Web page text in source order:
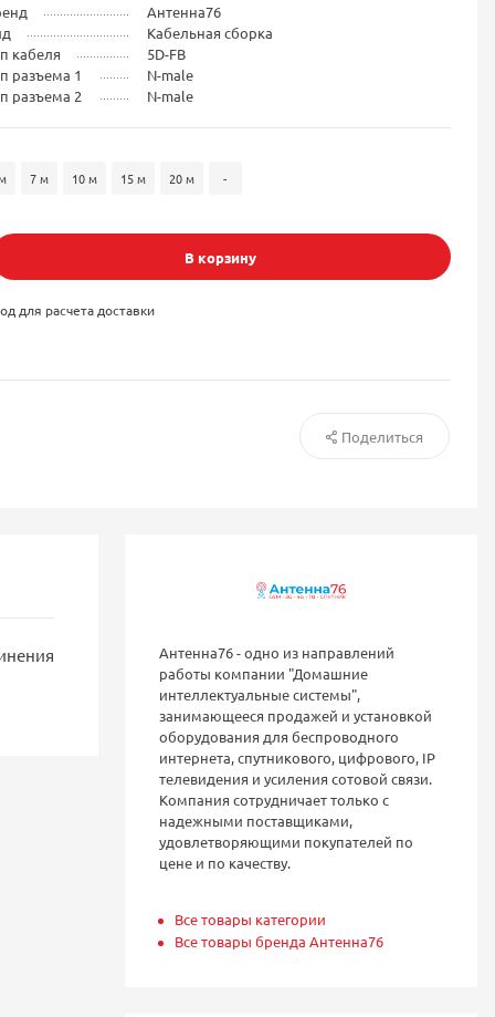
Антенна76
Кабельная сборка
кабеля
5D-FB
разъема 1
N-male
разъема 2
N-male
7 м 10 м 15 м 20 м -
В корзину
для расчета доставки
Поделиться
Антенна76 - одно из направлений
работы компании "Домашние
интеллектуальные системы",
занимающееся продажей и установкой
оборудования для беспроводного
интернета, спутникового, цифрового, IP
телевидения и усиления сотовой связи.
Компания сотрудничает только с
надежными поставщиками,
удовлетворяющими покупателей по
цене и по качеству.
Все товары категории
Все товары бренда Антенна76